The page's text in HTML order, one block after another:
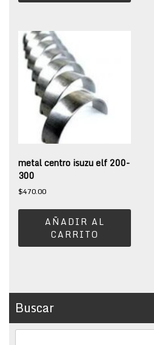
metal centro isuzu elf 200-
300
$470.00
AÑADIR AL
CARRITO
Buscar